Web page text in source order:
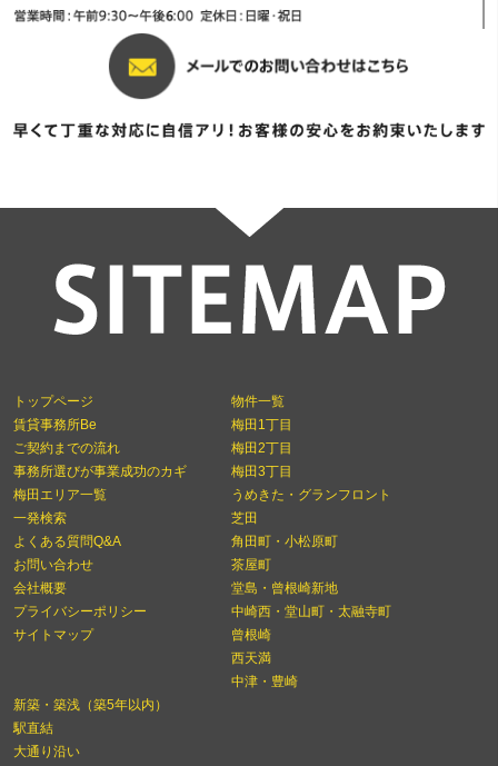
トップページ
賃貸事務所Be
ご契約までの流れ
事務所選びが事業成功のカギ
梅田エリア一覧
一発検索
よくある質問Q&A
お問い合わせ
会社概要
プライバシーポリシー
サイトマップ
物件一覧
梅田1丁目
梅田2丁目
梅田3丁目
うめきた・グランフロント
芝田
角田町・小松原町
茶屋町
堂島・曾根崎新地
中崎西・堂山町・太融寺町
曾根崎
西天満
中津・豊崎
新築・築浅（築5年以内）
駅直結
大通り沿い